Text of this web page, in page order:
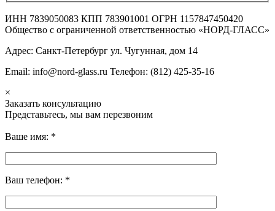
ИНН 7839050083 КПП 783901001 ОГРН 1157847450420
Общество с ограниченной ответственностью «НОРД-ГЛАСС»
Адрес: Санкт-Петербург ул. Чугунная, дом 14
Email: info@nord-glass.ru Телефон: (812) 425-35-16
×
Заказать консультацию
Представьтесь, мы вам перезвоним
Ваше имя: *
Ваш телефон: *